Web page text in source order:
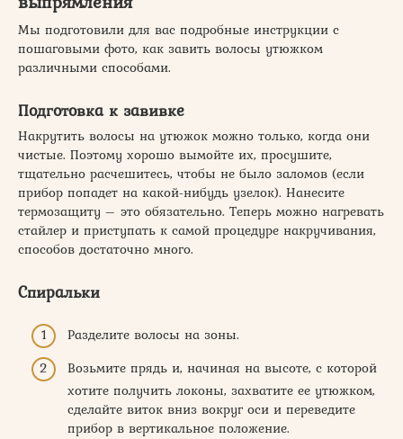
Мы подготовили для вас подробные инструкции с
пошаговыми фото, как завить волосы утюжком
различными способами.
Подготовка к завивке
Накрутить волосы на утюжок можно только, когда они
чистые. Поэтому хорошо вымойте их, просушите,
тщательно расчешитесь, чтобы не было заломов (если
прибор попадет на какой-нибудь узелок). Нанесите
термозащиту – это обязательно. Теперь можно нагревать
стайлер и приступать к самой процедуре накручивания,
способов достаточно много.
Спиральки
Разделите волосы на зоны.
Возьмите прядь и, начиная на высоте, с которой
хотите получить локоны, захватите ее утюжком,
сделайте виток вниз вокруг оси и переведите
прибор в вертикальное положение.